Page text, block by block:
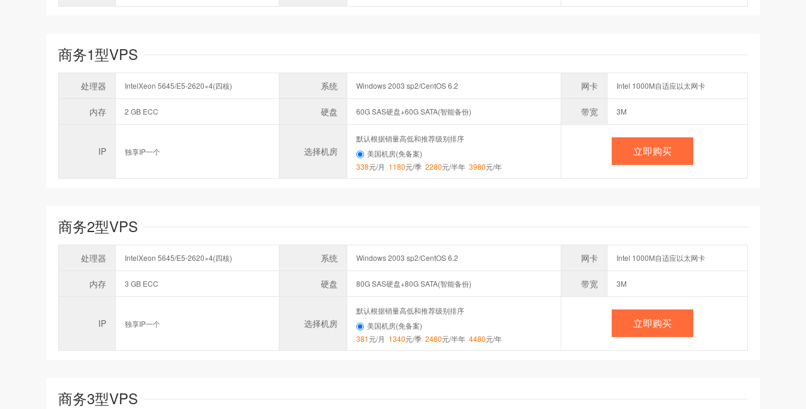
商务1型VPS
处理器 IntelXeon 5645/E5-2620×4(四核) 系统 Windows 2003 sp2/CentOS 6.2 网卡 Intel 1000M自适应以太网卡
内存 2 GB ECC 硬盘 60G SAS硬盘+60G SATA(智能备份) 带宽 3M
IP 独享IP一个 选择机房
默认根据销量高低和推荐级别排序
美国机房(免备案)
338元/月 1180元/季 2280元/半年 3980元/年
立即购买
商务2型VPS
处理器 IntelXeon 5645/E5-2620×4(四核) 系统 Windows 2003 sp2/CentOS 6.2 网卡 Intel 1000M自适应以太网卡
内存 3 GB ECC 硬盘 80G SAS硬盘+80G SATA(智能备份) 带宽 3M
IP 独享IP一个 选择机房
默认根据销量高低和推荐级别排序
美国机房(免备案)
381元/月 1340元/季 2480元/半年 4480元/年
立即购买
商务3型VPS